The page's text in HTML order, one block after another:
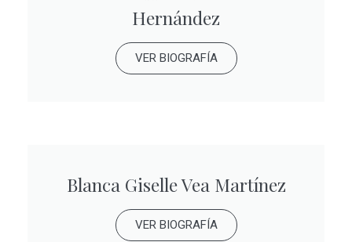
Hernández
VER BIOGRAFÍA
Blanca Giselle Vea Martínez
VER BIOGRAFÍA